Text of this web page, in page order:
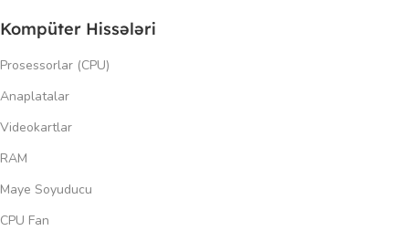
Kompüter Hissələri
Prosessorlar (CPU)
Anaplatalar
Videokartlar
RAM
Maye Soyuducu
CPU Fan